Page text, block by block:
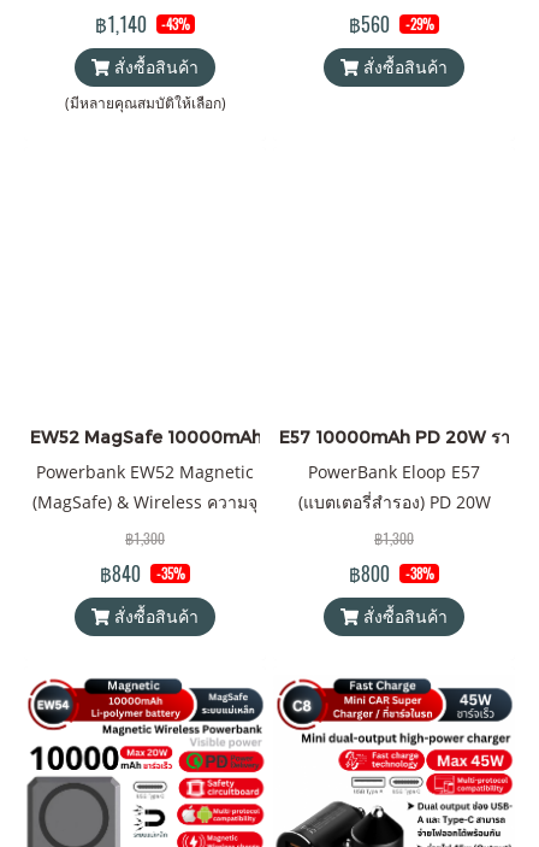
สายระบบแม่เหล็ก พาวเวอร์
แบงค์ & Wireless Charger
Orsen by Eloop ของแท้ 100%
ได้รับมาตรฐาน มอก. แถมฟรี!
฿1,140 -43%
สั่งซื้อสินค้า
(มีหลายคุณสมบัติให้เลือก)
Charge) PD 20W ความจุ
10000mAh Battery Pack
PowerBank (พาวเวอร์แบงค์)
฿560 -29%
สั่งซื้อสินค้า
EW52 MagSafe 10000mAh
Powerbank EW52 Magnetic
(MagSafe) & Wireless ความจุ
10000mAh QC 3.0 | PD 20W
พาวเวอร์แบงค์ Orsen by
Eloop ของแท้ 100% ได้รับ
มาตรฐานมอก.2879-2560 แถม
สายชาร์จ USB-A to Type C
฿1,300
฿840 -35%
สั่งซื้อสินค้า
E57 10000mAh PD 20W ราคา
PowerBank Eloop E57
(แบตเตอรี่สำรอง) PD 20W
ความจุ 10000mAh Battery
Pack PowerBank (พาวเวอร์
แบงค์) Orsen by Eloop ของแท้
100% ได้รับมาตรฐาน มอก.
สายชาร์จ USB-A to Type-C
฿1,300
฿800 -38%
สั่งซื้อสินค้า